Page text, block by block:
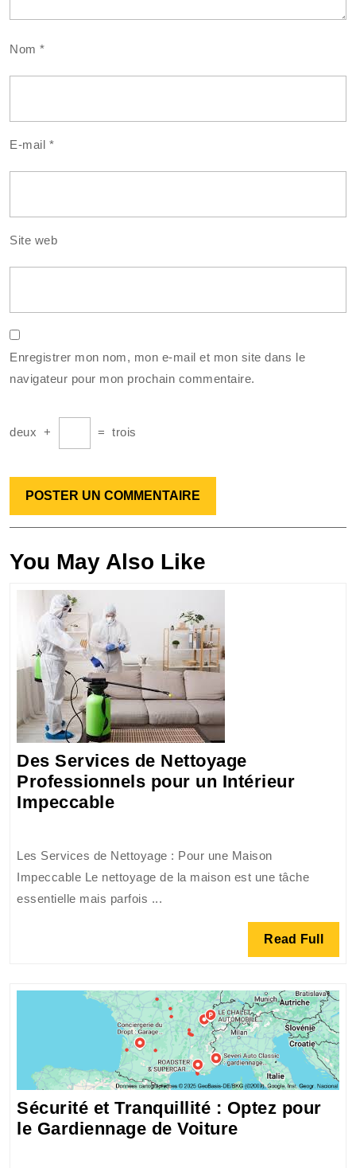
Nom*
E-mail *
Site web
Enregistrer mon nom, mon e-mail et mon site dans le
navigateur pour mon prochain commentaire.
deux + = trois
You May Also Like
Des Services de Nettoyage
Professionnels pour un Intérieur
ImpeccableDes
Nettoyage
Professionnels
pour
Les Services de Nettoyage : Pour une Maison
Impeccable Le nettoyage de la maison est une tâche
essentielle mais parfois ...
Read Full Read
Full
Sécurité et Tranquillité : Optez pour
le Gardiennage de VoitureSécurité